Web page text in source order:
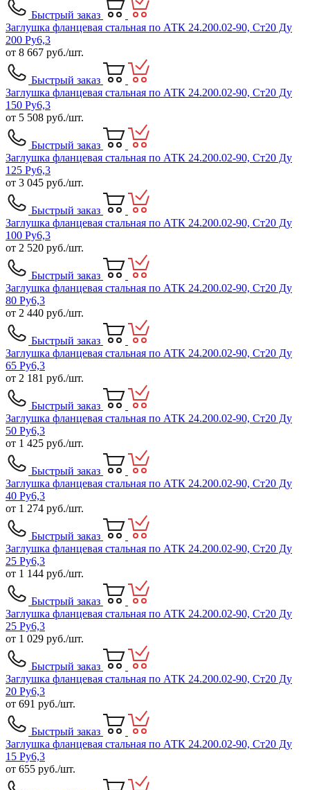
Быстрый заказ
Заглушка фланцевая стальная по АТК 24.200.02-90, Ст20 Ду
200 Ру6,3
от 8 667 руб./шт.
Быстрый заказ
Заглушка фланцевая стальная по АТК 24.200.02-90, Ст20 Ду
150 Ру6,3
от 5 508 руб./шт.
Быстрый заказ
Заглушка фланцевая стальная по АТК 24.200.02-90, Ст20 Ду
125 Ру6,3
от 3 045 руб./шт.
Быстрый заказ
Заглушка фланцевая стальная по АТК 24.200.02-90, Ст20 Ду
100 Ру6,3
от 2 520 руб./шт.
Быстрый заказ
Заглушка фланцевая стальная по АТК 24.200.02-90, Ст20 Ду
80 Ру6,3
от 2 440 руб./шт.
Быстрый заказ
Заглушка фланцевая стальная по АТК 24.200.02-90, Ст20 Ду
65 Ру6,3
от 2 181 руб./шт.
Быстрый заказ
Заглушка фланцевая стальная по АТК 24.200.02-90, Ст20 Ду
50 Ру6,3
от 1 425 руб./шт.
Быстрый заказ
Заглушка фланцевая стальная по АТК 24.200.02-90, Ст20 Ду
40 Ру6,3
от 1 274 руб./шт.
Быстрый заказ
Заглушка фланцевая стальная по АТК 24.200.02-90, Ст20 Ду
25 Ру6,3
от 1 144 руб./шт.
Быстрый заказ
Заглушка фланцевая стальная по АТК 24.200.02-90, Ст20 Ду
25 Ру6,3
от 1 029 руб./шт.
Быстрый заказ
Заглушка фланцевая стальная по АТК 24.200.02-90, Ст20 Ду
20 Ру6,3
от 691 руб./шт.
Быстрый заказ
Заглушка фланцевая стальная по АТК 24.200.02-90, Ст20 Ду
15 Ру6,3
от 655 руб./шт.